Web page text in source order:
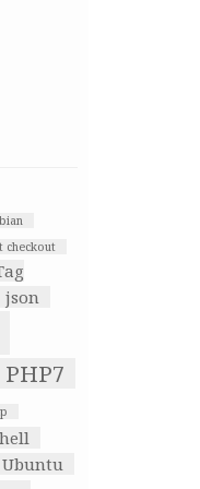
checkout
json
PHP7
Ubuntu